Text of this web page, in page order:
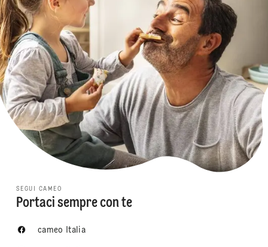
SEGUI CAMEO
Portaci sempre con te
cameo Italia